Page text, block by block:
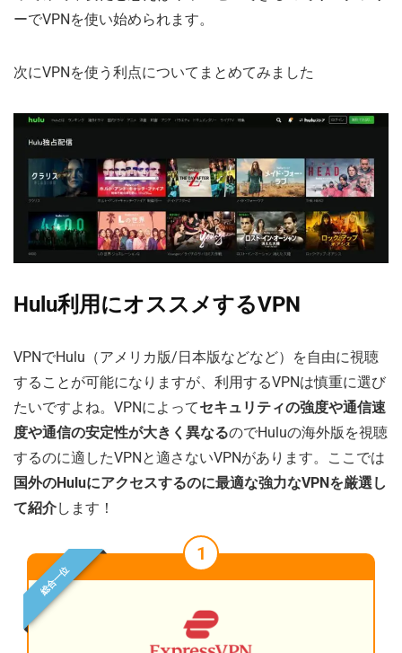
ーでVPNを使い始められます。
次にVPNを使う利点についてまとめてみました
Hulu利用にオススメするVPN
VPNでHulu（アメリカ版/日本版などなど）を自由に視聴
することが可能になりますが、利用するVPNは慎重に選び
たいですよね。VPNによってセキュリティの強度や通信速
度や通信の安定性が大きく異なるのでHuluの海外版を視聴
するのに適したVPNと適さないVPNがあります。ここでは
国外のHuluにアクセスするのに最適な強力なVPNを厳選し
て紹介します！
総合一位
1